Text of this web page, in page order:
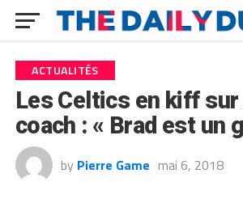
ACTUALITÉS
Les Celtics en kiff
coach : « Brad est un
by Pierre Game mai 6, 2018